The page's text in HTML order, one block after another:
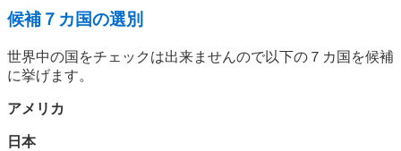
候補７カ国の選別
世界中の国をチェックは出来ませんので以下の７カ国を候補
に挙げます。
アメリカ
日本